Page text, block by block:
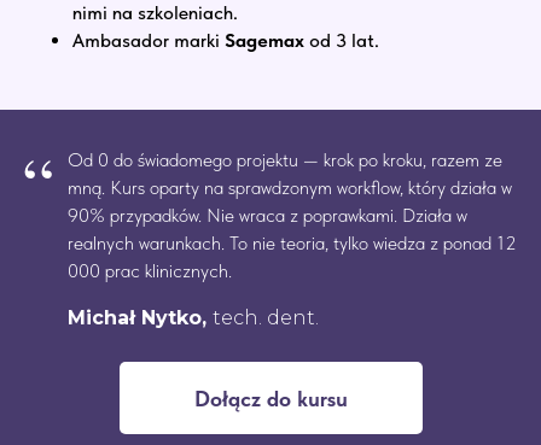
nimi na szkoleniach.
Ambasador marki Sagemax od 3 lat.
“
Od 0 do świadomego projektu — krok po kroku, razem ze
mną. Kurs oparty na sprawdzonym workflow, który działa w
90% przypadków. Nie wraca z poprawkami. Działa w
realnych warunkach. To nie teoria, tylko wiedza z ponad 12
000 prac klinicznych.
Michał Nytko, tech. dent.
Dołącz do kursu